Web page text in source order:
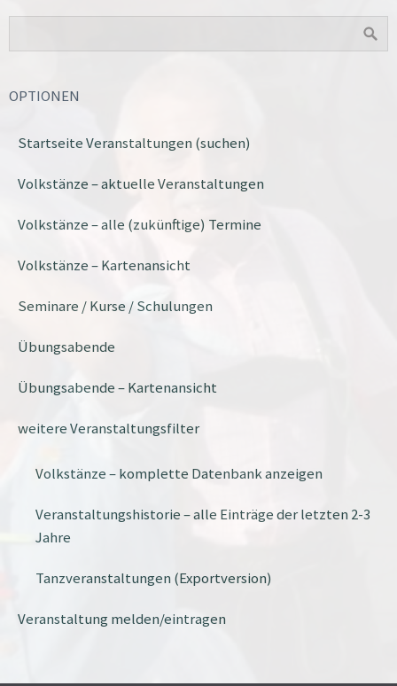
OPTIONEN
Startseite Veranstaltungen (suchen)
Volkstänze – aktuelle Veranstaltungen
Volkstänze – alle (zukünftige) Termine
Volkstänze – Kartenansicht
Seminare / Kurse / Schulungen
Übungsabende
Übungsabende – Kartenansicht
weitere Veranstaltungsfilter
Volkstänze – komplette Datenbank anzeigen
Veranstaltungshistorie – alle Einträge der letzten 2-3
Jahre
Tanzveranstaltungen (Exportversion)
Veranstaltung melden/eintragen